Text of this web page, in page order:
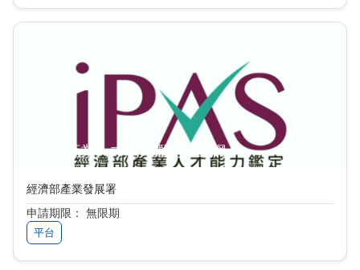
經濟部產業人才能力鑑定推動網
經濟部產業發展署
申請期限： 無限期
平台